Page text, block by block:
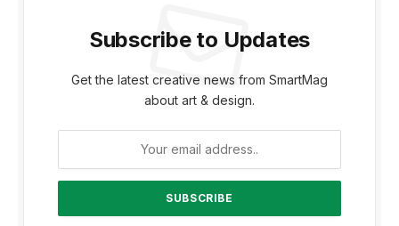
Subscribe to Updates
Get the latest creative news from SmartMag
about art & design.